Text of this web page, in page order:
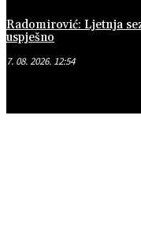
Radomirović: Ljetnja
uspješno
7. 08. 2026. 12:54